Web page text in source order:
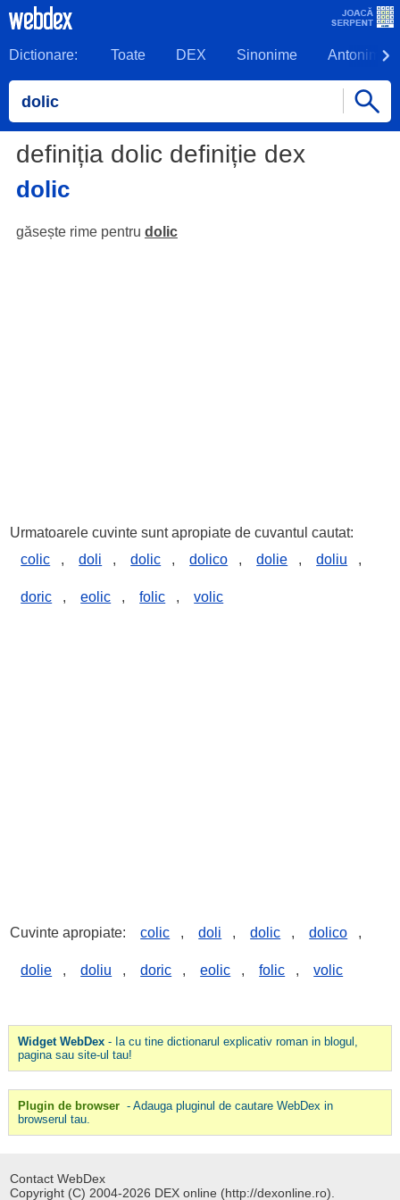
Dictionare: Toate DEX Sinonime Antonime
definiția dolic definiție dex
dolic
găsește rime pentru dolic
Urmatoarele cuvinte sunt apropiate de cuvantul cautat:
colic
, doli , dolic , dolico , dolie , doliu ,
doric , eolic , folic , volic
Cuvinte apropiate: colic , doli , dolic , dolico ,
dolie , doliu , doric , eolic , folic , volic
Widget WebDex- Ia cu tine dictionarul explicativ roman in blogul,
pagina sau site-ul tau!
Plugin de browser - Adauga pluginul de cautare WebDex in
browserul tau.
Contact WebDex
Copyright (C) 2004-2026 DEX online (http://dexonline.ro).